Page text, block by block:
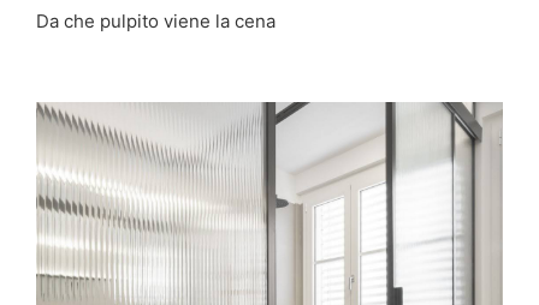
Da che pulpito viene la cena